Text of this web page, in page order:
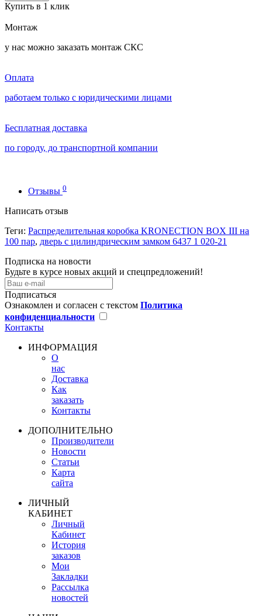
Купить в 1 клик
Монтаж
у нас можно заказать монтаж СКС
Оплата
работаем только с юридическими лицами
Бесплатная доставка
по городу, до транспортной компании
Отзывы 0
Написать отзыв
Теги: Распределительная коробка KRONECTION BOX III на
100 пар, дверь с цилиндрическим замком 6437 1 020-21
Подписка на новости
Будьте в курсе новых акций и спецпредложений!
Подписаться
Ознакомлен и согласен с текстом Политика
конфиденциальности
Контакты
ИНФОРМАЦИЯ
О
нас
Доставка
Как
заказать
Контакты
ДОПОЛНИТЕЛЬНО
Производители
Новости
Статьи
Карта
сайта
ЛИЧНЫЙ
КАБИНЕТ
Личный
Кабинет
История
заказов
Мои
Закладки
Рассылка
новостей